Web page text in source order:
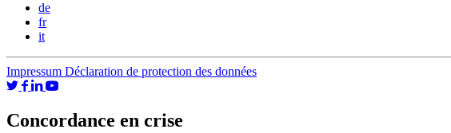
de
fr
it
Impressum Déclaration de protection des données
Concordance en crise